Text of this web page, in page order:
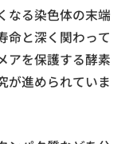
なる染色体の末端
命と深く関わって
アを保護する酵素
が進められていま